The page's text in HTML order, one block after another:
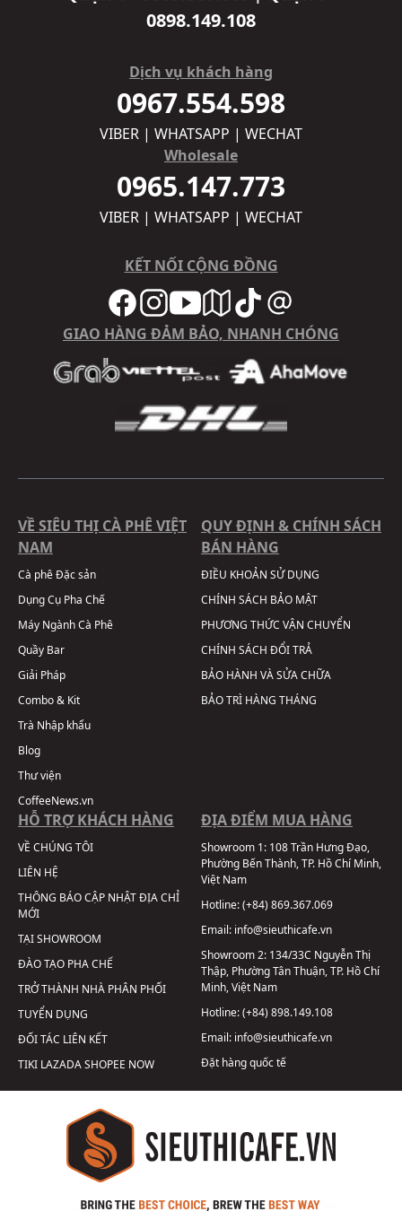
0898.149.108
Dịch vụ khách hàng
0967.554.598
VIBER | WHATSAPP | WECHAT
Wholesale
0965.147.773
VIBER | WHATSAPP | WECHAT
KẾT NỐI CỘNG ĐỒNG
GIAO HÀNG ĐẢM BẢO, NHANH CHÓNG
VỀ SIÊU THỊ CÀ PHÊ VIỆT
NAM
Cà phê Đặc sản
Dụng Cụ Pha Chế
Máy Ngành Cà Phê
Quầy Bar
Giải Pháp
Combo & Kit
Trà Nhập khẩu
Blog
Thư viện
CoffeeNews.vn
QUY ĐỊNH & CHÍNH SÁCH
BÁN HÀNG
ĐIỀU KHOẢN SỬ DỤNG
CHÍNH SÁCH BẢO MẬT
PHƯƠNG THỨC VẬN CHUYỂN
CHÍNH SÁCH ĐỔI TRẢ
BẢO HÀNH VÀ SỬA CHỮA
BẢO TRÌ HÀNG THÁNG
HỖ TRỢ KHÁCH HÀNG
VỀ CHÚNG TÔI
LIÊN HỆ
THÔNG BÁO CẬP NHẬT ĐỊA CHỈ
MỚI
TẠI SHOWROOM
ĐÀO TẠO PHA CHẾ
TRỞ THÀNH NHÀ PHÂN PHỐI
TUYỂN DỤNG
ĐỐI TÁC LIÊN KẾT
TIKI LAZADASHOPEE NOW
ĐỊA ĐIỂM MUA HÀNG
Showroom 1: 108 Trần Hưng Đạo,
Phường Bến Thành, TP. Hồ Chí Minh,
Việt Nam
Hotline:(+84) 869.367.069
Email: info@sieuthicafe.vn
Showroom 2: 134/33C Nguyễn Thị
Thập, Phường Tân Thuận, TP. Hồ Chí
Minh, Việt Nam
Hotline:(+84) 898.149.108
Email: info@sieuthicafe.vn
Đặt hàng quốc tế